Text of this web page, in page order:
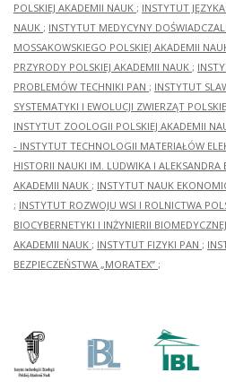
POLSKIEJ AKADEMII NAUK ; INSTYTUT
NAUK ; INSTYTUT MEDYCYNY
MOSSAKOWSKIEGO POLSKIEJ AKADEMII
PRZYRODY POLSKIEJ AKADEMII NAUK ;
PROBLEMÓW TECHNIKI PAN ; INSTYTUT
SYSTEMATYKI I EWOLUCJI ZWIERZĄT
INSTYTUT ZOOLOGII POLSKIEJ AKADEMII
- INSTYTUT TECHNOLOGII MATERIAŁÓW
HISTORII NAUKI IM. LUDWIKA I ALEKSANDRA
AKADEMII NAUK ; INSTYTUT NAUK
; INSTYTUT ROZWOJU WSI I ROLNICTWA
BIOCYBERNETYKI I INŻYNIERII
AKADEMII NAUK ; INSTYTUT FIZYKI PAN ;
BEZPIECZEŃSTWA „MORATEX” ;